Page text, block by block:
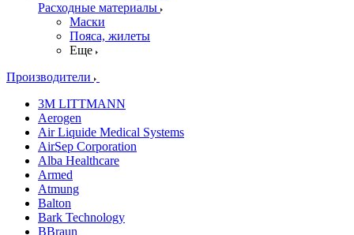
Расходные материалы
Маски
Пояса, жилеты
Еще
Производители
3M LITTMANN
Aerogen
Air Liquide Medical Systems
AirSep Corporation
Alba Healthcare
Armed
Atmung
Balton
Bark Technology
BBraun